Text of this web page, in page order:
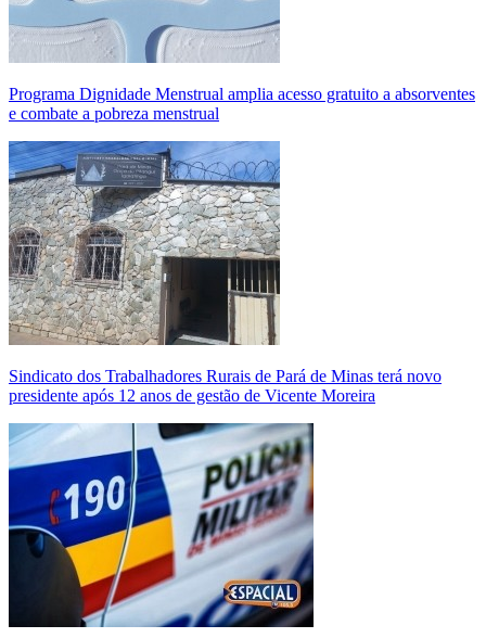
Programa Dignidade Menstrual amplia acesso gratuito a absorventes
e combate a pobreza menstrual
Sindicato dos Trabalhadores Rurais de Pará de Minas terá novo
presidente após 12 anos de gestão de Vicente Moreira